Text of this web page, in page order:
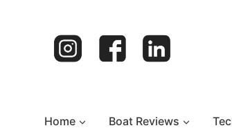
Home Boat Reviews